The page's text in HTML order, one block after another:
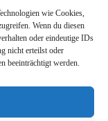
wie Cookies,
Wenn du diesen
oder eindeutige IDs
nicht erteilst oder
beeinträchtigt werden.